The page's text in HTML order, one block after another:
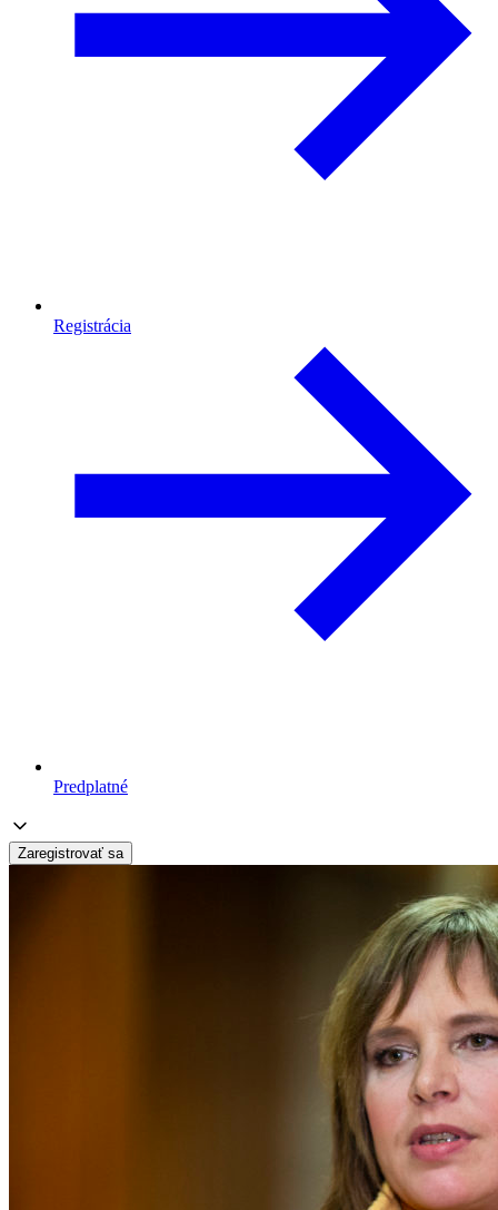
Registrácia
Predplatné
Zaregistrovať sa